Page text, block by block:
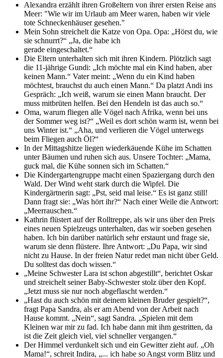
Alexandra erzählt ihren Großeltern von ihrer ersten Reise ans
Meer: "Wie wir im Urlaub am Meer waren, haben wir viele
tote Schneckenhäuser gesehen."
Mein Sohn streichelt die Katze von Opa. Opa: „Hörst du, wie
sie schnurrt?“ „Ja, die habe ich
gerade eingeschaltet.“
Die Eltern unterhalten sich mit ihren Kindern. Plötzlich sagt
die 11-jährige Gundi: „Ich möchte mal ein Kind haben, aber
keinen Mann.“ Vater meint: „Wenn du ein Kind haben
möchtest, brauchst du auch einen Mann.“ Da platzt Andi ins
Gespräch: „Ich weiß, warum sie einen Mann braucht. Der
muss mitbrüten helfen. Bei den Hendeln ist das auch so.“
Oma, warum fliegen alle Vögel nach Afrika, wenn bei uns
der Sommer weg ist?“ „Weil es dort schön warm ist, wenn bei
uns Winter ist.“ „Aha, und verlieren die Vögel unterwegs
beim Fliegen auch Öl?“
In der Mittagshitze liegen wiederkäuende Kühe im Schatten
unter Bäumen und ruhen sich aus. Unsere Tochter: „Mama,
guck mal, die Kühe sonnen sich im Schatten.“
Die Kindergartengruppe macht einen Spaziergang durch den
Wald. Der Wind weht stark durch die Wipfel. Die
Kindergärtnerin sagt: „Pst, seid mal leise.“ Es ist ganz still!
Dann fragt sie: „Was hört ihr?“ Nach einer Weile die Antwort:
„Meerrauschen.“
Kathrin flüstert auf der Rolltreppe, als wir uns über den Preis
eines neuen Spielzeugs unterhalten, das wir soeben gesehen
haben. Ich bin darüber natürlich sehr erstaunt und frage sie,
warum sie denn flüstere. Ihre Antwort: „Du Papa, wir sind
nicht zu Hause. In der freien Natur redet man nicht über Geld.
Du solltest das doch wissen.“
„Meine Schwester Lara ist schon abgestillt“, berichtet Oskar
und streichelt seiner Baby-Schwester stolz über den Kopf.
„Jetzt muss sie nur noch abgeflascht werden.“
„Hast du auch schön mit deinem kleinen Bruder gespielt?“,
fragt Papa Sandra, als er am Abend von der Arbeit nach
Hause kommt. „Nein“, sagt Sandra. „Spielen mit dem
Kleinen war mir zu fad. Ich habe dann mit ihm gestritten, da
ist die Zeit gleich viel, viel schneller vergangen.“
Der Himmel verdunkelt sich und ein Gewitter zieht auf. „Oh
Mama!“, schreit Indira, „... ich habe so Angst vorm Blitz und